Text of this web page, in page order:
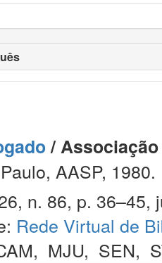
/
AASP, 1980.
n. 86, p. 36–45,
Rede Virtual de
, MJU, SEN,